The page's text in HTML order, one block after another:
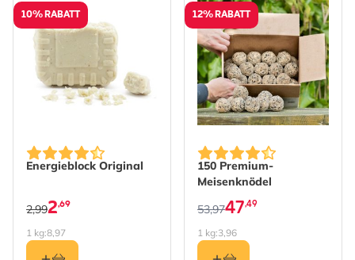
10% RABATT
Energieblock Original
2,69
2,99
1 kg:8,97
12% RABATT
150 Premium-
Meisenknödel
The price depends on the
53,9747,49
1 kg:3,96